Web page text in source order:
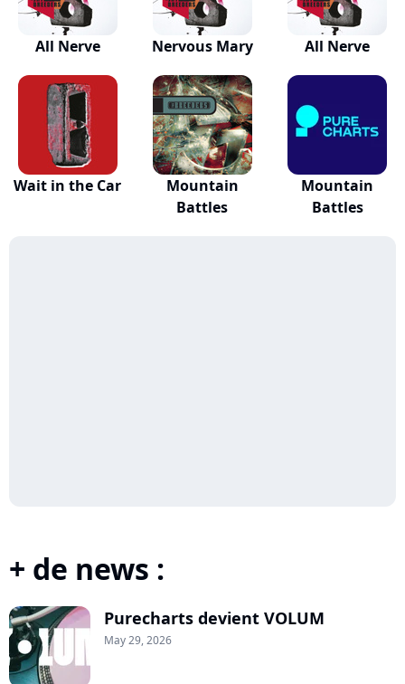
All Nerve Nervous Mary All Nerve
Wait in the Car
Mountain
Battles
Mountain
Battles
+ de news :
Purecharts devient VOLUM
May 29, 2026